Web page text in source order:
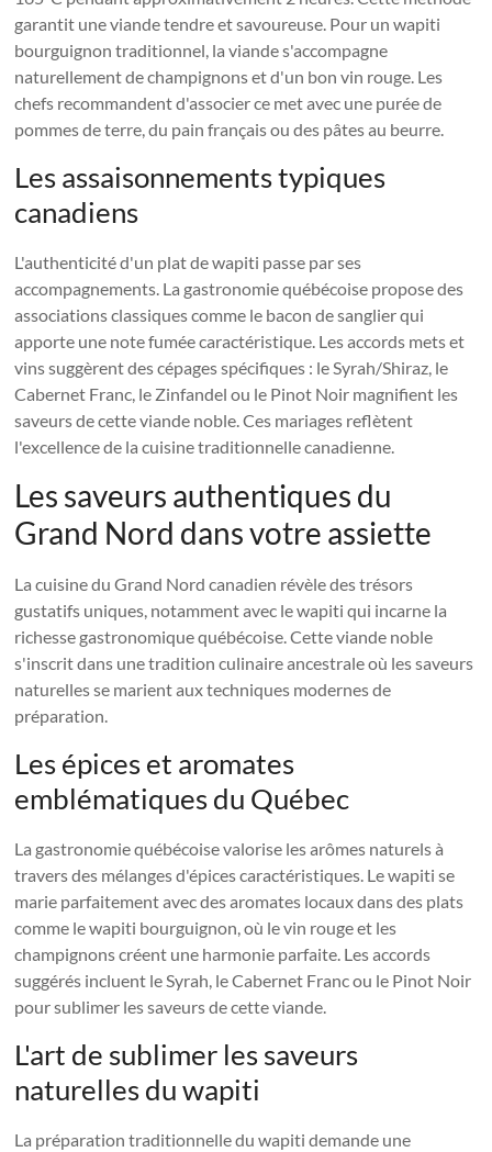
garantit une viande tendre et savoureuse. Pour un wapiti
bourguignon traditionnel, la viande s'accompagne
naturellement de champignons et d'un bon vin rouge. Les
chefs recommandent d'associer ce met avec une purée de
pommes de terre, du pain français ou des pâtes au beurre.
Les assaisonnements typiques
canadiens
L'authenticité d'un plat de wapiti passe par ses
accompagnements. La gastronomie québécoise propose des
associations classiques comme le bacon de sanglier qui
apporte une note fumée caractéristique. Les accords mets et
vins suggèrent des cépages spécifiques : le Syrah/Shiraz, le
Cabernet Franc, le Zinfandel ou le Pinot Noir magnifient les
saveurs de cette viande noble. Ces mariages reflètent
l'excellence de la cuisine traditionnelle canadienne.
Les saveurs authentiques du
Grand Nord dans votre assiette
La cuisine du Grand Nord canadien révèle des trésors
gustatifs uniques, notamment avec le wapiti qui incarne la
richesse gastronomique québécoise. Cette viande noble
s'inscrit dans une tradition culinaire ancestrale où les saveurs
naturelles se marient aux techniques modernes de
préparation.
Les épices et aromates
emblématiques du Québec
La gastronomie québécoise valorise les arômes naturels à
travers des mélanges d'épices caractéristiques. Le wapiti se
marie parfaitement avec des aromates locaux dans des plats
comme le wapiti bourguignon, où le vin rouge et les
champignons créent une harmonie parfaite. Les accords
suggérés incluent le Syrah, le Cabernet Franc ou le Pinot Noir
pour sublimer les saveurs de cette viande.
L'art de sublimer les saveurs
naturelles du wapiti
La préparation traditionnelle du wapiti demande une